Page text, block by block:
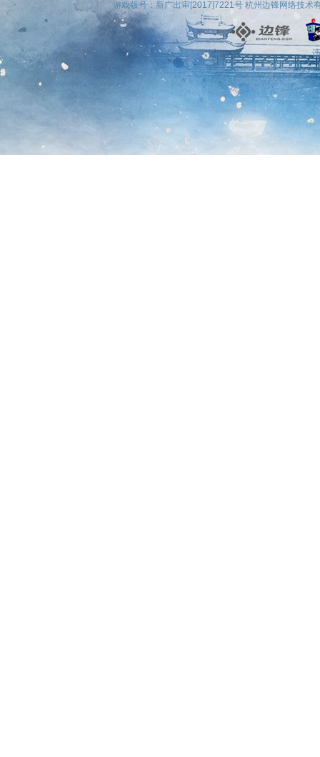
江瑜 佛经
唐中慧 扇子
唐冠南 字画
史刚 图册
古董
西门峰 古董
游戏版号：新广出审[2017]7221号 杭州边锋网络技术